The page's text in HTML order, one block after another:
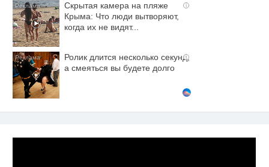
i
Скрытая камера на пляже
Крыма: Что люди вытворяют,
когда их не видят...
i
Ролик длится несколько секунд,
а смеяться вы будете долго